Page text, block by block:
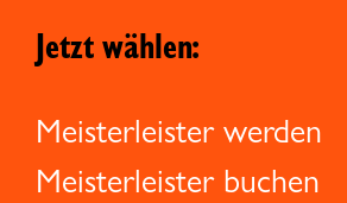
Jetzt wählen:
Meisterleister werden
Meisterleister buchen